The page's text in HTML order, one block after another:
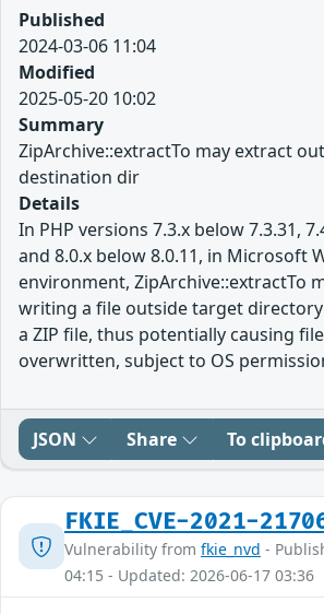
Published
2024-03-06 11:04
Modified
2025-05-20 10:02
Summary
ZipArchive::extractTo may extract
destination dir
Details
In PHP versions 7.3.x below 7.3.31,
and 8.0.x below 8.0.11, in Microsoft
environment, ZipArchive::extractTo
writing a file outside target
a ZIP file, thus potentially causing
overwritten, subject to OS
JSON Share To
FKIE_CVE-2021-
Vulnerability from fkie_nvd -
04:15 - Updated: 2026-06-17 03:36